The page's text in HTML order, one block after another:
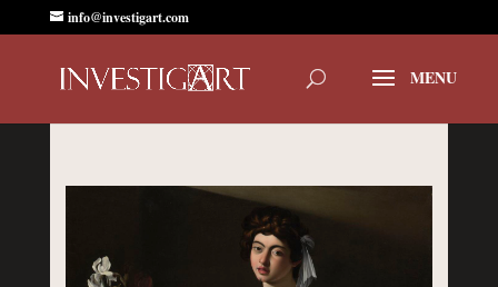
info@investigart.com